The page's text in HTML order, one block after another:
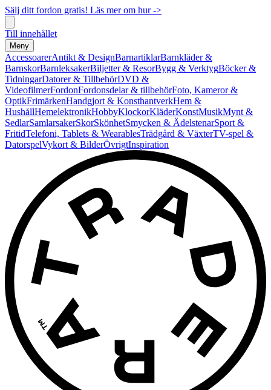
Sälj ditt fordon gratis! Läs mer om hur ->
Till innehållet
Meny
AccessoarerAntikt & DesignBarnartiklarBarnkläder &
BarnskorBarnleksakerBiljetter & ResorBygg & VerktygBöcker &
TidningarDatorer & TillbehörDVD &
VideofilmerFordonFordonsdelar & tillbehörFoto, Kameror &
OptikFrimärkenHandgjort & KonsthantverkHem &
HushållHemelektronikHobbyKlockorKläderKonstMusikMynt &
SedlarSamlarsakerSkorSkönhetSmycken & ÄdelstenarSport &
FritidTelefoni, Tablets & WearablesTrädgård & VäxterTV-spel &
DatorspelVykort & BilderÖvrigtInspiration